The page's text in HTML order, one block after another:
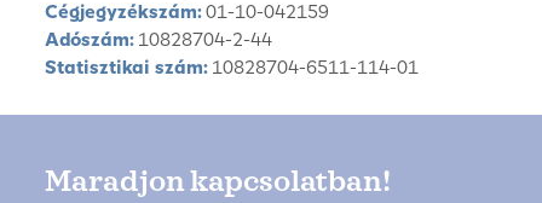
Cégjegyzékszám:01-10-042159
Adószám: 10828704-2-44
Statisztikai szám: 10828704-6511-114-01
Maradjon kapcsolatban!